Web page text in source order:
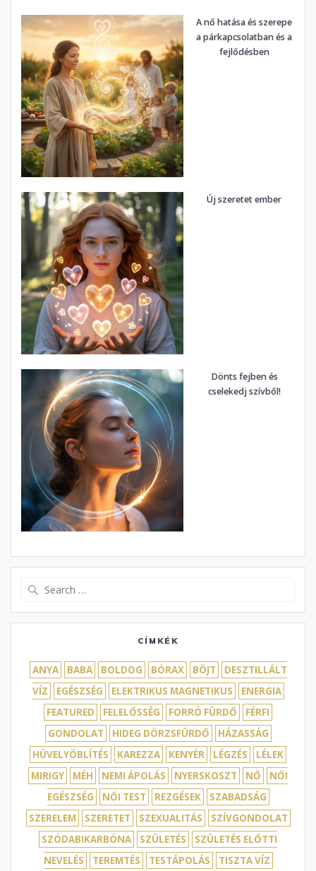
A nő hatása és szerepe
a párkapcsolatban és a
fejlődésben
Új szeretet ember
Dönts fejben és
cselekedj szívből!
CÍMKÉK
ANYA BABA BOLDOG BÓRAX BÖJT
DESZTILLÁLT
VÍZ
EGÉSZSÉG ELEKTRIKUS MAGNETIKUS
ENERGIA
FEATURED
FELELŐSSÉG FORRÓ FÜRDŐ
FÉRFI
GONDOLAT
HIDEG DÖRZSFÜRDŐ
HÁZASSÁG
HÜVELYÖBLÍTÉS
KAREZZA KENYÉR LÉGZÉS
LÉLEK
MIRIGY
MÉH NEMI ÁPOLÁS NYERSKOSZT NŐ
NŐI
EGÉSZSÉG
NŐI TEST REZGÉSEK
SZABADSÁG
SZERELEM
SZERETET SZEXUALITÁS
SZÍVGONDOLAT
SZÓDABIKARBÓNA
SZÜLETÉS
SZÜLETÉS ELŐTTI
NEVELÉS
TEREMTÉS TESTÁPOLÁS
TISZTA VÍZ